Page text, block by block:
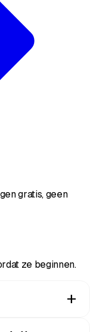
gratis, geen
ze beginnen.
add